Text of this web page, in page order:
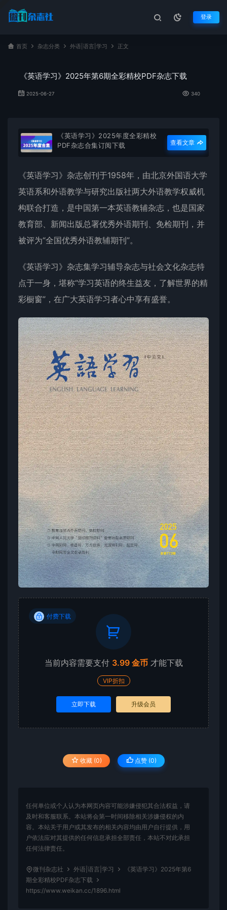
登录
首页 杂志分类 外语|语言|学习 正文
《英语学习》2025年第6期全彩精校PDF杂志下载
2025-06-27 340
《英语学习》2025年度全彩精校
PDF杂志合集订阅下载
查看文章
《英语学习》杂志创刊于1958年，由北京外国语大学
英语系和外语教学与研究出版社两大外语教学权威机
构联合打造，是中国第一本英语教辅杂志，也是国家
教育部、新闻出版总署优秀外语期刊、免检期刊，并
被评为“全国优秀外语教辅期刊”。
《英语学习》杂志集学习辅导杂志与社会文化杂志特
点于一身，堪称“学习英语的终生益友，了解世界的精
彩橱窗”，在广大英语学习者心中享有盛誉。
付费下载
当前内容需要支付 3.99 金币 才能下载
VIP折扣
立即下载 升级会员
收藏 (0) 点赞 (0)
任何单位或个人认为本网页内容可能涉嫌侵犯其合法权益，请
及时和客服联系。本站将会第一时间移除相关涉嫌侵权的内
容。本站关于用户或其发布的相关内容均由用户自行提供，用
户依法应对其提供的任何信息承担全部责任，本站不对此承担
任何法律责任。
微刊杂志社 外语|语言|学习
《英语学习》2025年第6
期全彩精校PDF杂志下载
https://www.weikan.cc/1896.html